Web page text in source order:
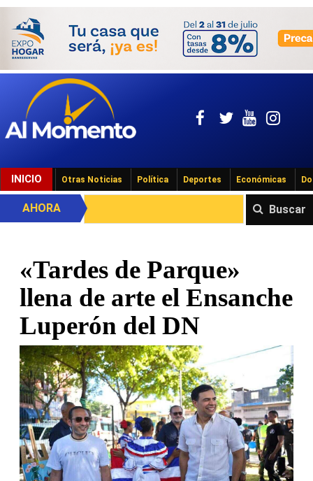
INICIO Otras Noticias Política Deportes Económicas
Buscar
AHORA
«Tardes de Parque»
llena de arte el Ensanche
Luperón del DN